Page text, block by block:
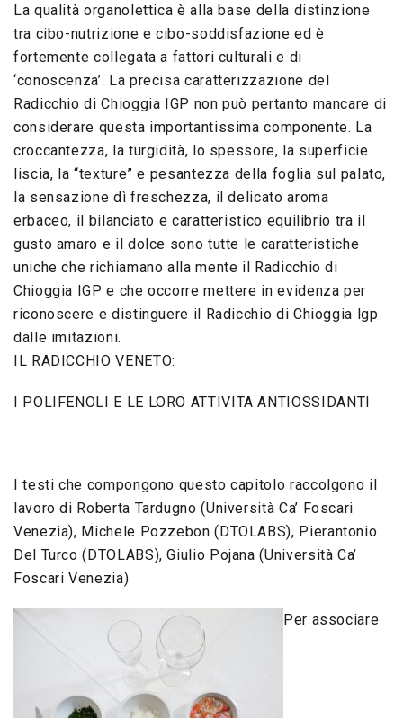
La qualità organolettica è alla base della distinzione
tra cibo-nutrizione e cibo-soddisfazione ed è
fortemente collegata a fattori culturali e di
‘conoscenza’. La precisa caratterizzazione del
Radicchio di Chioggia IGP non può pertanto mancare di
considerare questa importantissima componente. La
croccantezza, la turgidità, lo spessore, la superficie
liscia, la “texture” e pesantezza della foglia sul palato,
la sensazione dì freschezza, il delicato aroma
erbaceo, il bilanciato e caratteristico equilibrio tra il
gusto amaro e il dolce sono tutte le caratteristiche
uniche che richiamano alla mente il Radicchio di
Chioggia IGP e che occorre mettere in evidenza per
riconoscere e distinguere il Radicchio di Chioggia lgp
dalle imitazioni.
IL RADICCHIO VENETO:
I POLIFENOLI E LE LORO ATTIVITA ANTIOSSIDANTI
I testi che compongono questo capitolo raccolgono il
lavoro di Roberta Tardugno (Università Ca’ Foscari
Venezia), Michele Pozzebon (DTOLABS), Pierantonio
Del Turco (DTOLABS), Giulio Pojana (Università Ca’
Foscari Venezia).
Per associare